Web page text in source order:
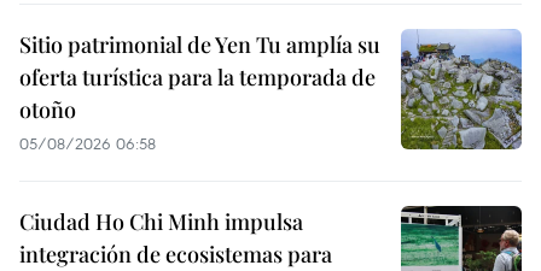
Sitio patrimonial de Yen Tu amplía su
oferta turística para la temporada de
otoño
05/08/2026 06:58
Ciudad Ho Chi Minh impulsa
integración de ecosistemas para